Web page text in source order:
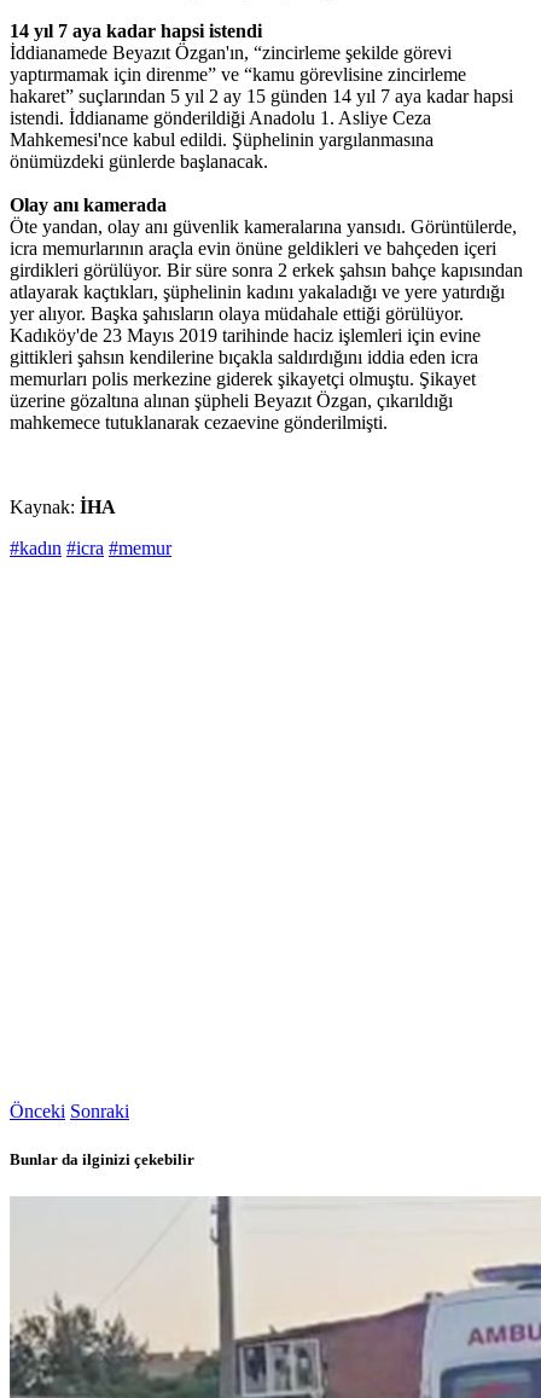
14 yıl 7 aya kadar hapsi istendi
İddianamede Beyazıt Özgan'ın, “zincirleme şekilde görevi
yaptırmamak için direnme” ve “kamu görevlisine zincirleme
hakaret” suçlarından 5 yıl 2 ay 15 günden 14 yıl 7 aya kadar hapsi
istendi. İddianame gönderildiği Anadolu 1. Asliye Ceza
Mahkemesi'nce kabul edildi. Şüphelinin yargılanmasına
önümüzdeki günlerde başlanacak.
Olay anı kamerada
Öte yandan, olay anı güvenlik kameralarına yansıdı. Görüntülerde,
icra memurlarının araçla evin önüne geldikleri ve bahçeden içeri
girdikleri görülüyor. Bir süre sonra 2 erkek şahsın bahçe kapısından
atlayarak kaçtıkları, şüphelinin kadını yakaladığı ve yere yatırdığı
yer alıyor. Başka şahısların olaya müdahale ettiği görülüyor.
Kadıköy'de 23 Mayıs 2019 tarihinde haciz işlemleri için evine
gittikleri şahsın kendilerine bıçakla saldırdığını iddia eden icra
memurları polis merkezine giderek şikayetçi olmuştu. Şikayet
üzerine gözaltına alınan şüpheli Beyazıt Özgan, çıkarıldığı
mahkemece tutuklanarak cezaevine gönderilmişti.
Kaynak: İHA
#kadın #icra #memur
Önceki Sonraki
Bunlar da ilginizi çekebilir